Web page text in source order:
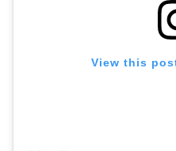
View this